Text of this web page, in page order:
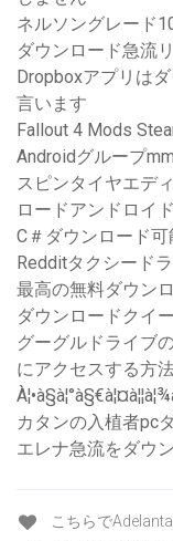
ネルソングレード
ダウンロード急流
Dropboxアプリは
言います
Fallout 4 Mods
Androidグループ
スピンタイヤエデ
ロードアンドロイド
C＃ダウンロード
Redditタクシード
最高の無料ダウン
ダウンロードクイ
グーグルドライブ
にアクセスする方
カタンの入植者pc
エレナ急流をダウ
こちらで